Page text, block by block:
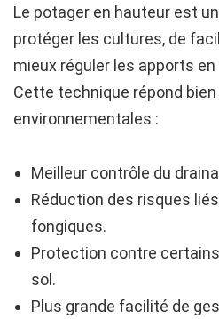
Le potager en hauteur est
protéger les cultures, de
mieux réguler les apports
Cette technique répond
environnementales :
Meilleur contrôle du
Réduction des risques
fongiques.
Protection contre
sol.
Plus grande facilité de